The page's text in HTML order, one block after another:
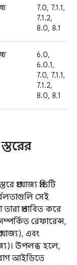
7.0, 7.1.1,
7.1.2,
8.0, 8.1
6.0,
6.0.1,
7.0, 7.1.1,
7.1.2,
8.0, 8.1
প্রযোজ্য প্রতিটি
সেই
প্রভাবিত করে
রেফারেন্স,
এবং
উপলব্ধ হলে,
আইডিতে